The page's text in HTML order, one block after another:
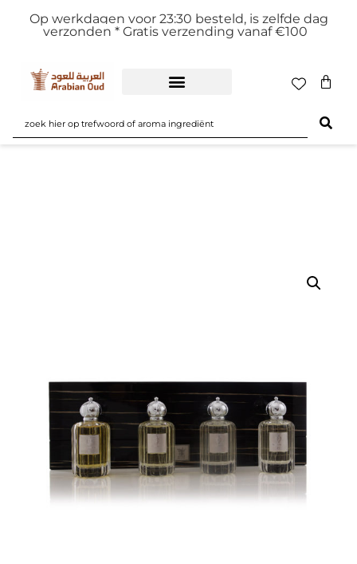
Op werkdagen voor 23:30 besteld, is zelfde dag
verzonden * Gratis verzending vanaf €100